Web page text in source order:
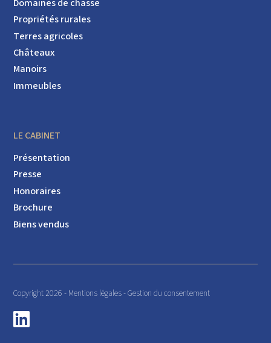
Domaines de chasse
Propriétés rurales
Terres agricoles
Châteaux
Manoirs
Immeubles
LE CABINET
Présentation
Presse
Honoraires
Brochure
Biens vendus
Copyright 2026 - Mentions légales-Gestion du consentement